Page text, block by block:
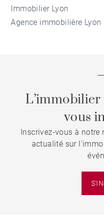
Immobilier Lyon
Agence immobilière Lyon
L’immobilier
vous
Inscrivez-vous à notre
actualité sur